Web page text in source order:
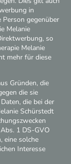
in
gegenüber
Melanie
so
Melanie
mehr für diese
Gründen, die
die sie
die bei der
Schürstedt
1 DS-GVO
eine solche
Interesse